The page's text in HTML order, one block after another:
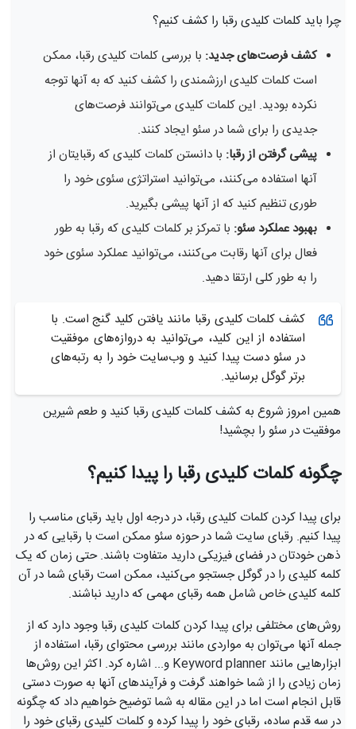
چرا باید کلمات کلیدی رقبا را کشف کنیم؟
کشف فرصت‌های جدید: با بررسی کلمات کلیدی رقبا، ممکن
است کلمات کلیدی ارزشمندی را کشف کنید که به آنها توجه
نکرده بودید. این کلمات کلیدی می‌توانند فرصت‌های
جدیدی را برای شما در سئو ایجاد کنند.
پیشی گرفتن از رقبا: با دانستن کلمات کلیدی که رقبایتان از
آنها استفاده می‌کنند، می‌توانید استراتژی سئوی خود را
طوری تنظیم کنید که از آنها پیشی بگیرید.
بهبود عملکرد سئو: با تمرکز بر کلمات کلیدی که رقبا به طور
فعال برای آنها رقابت می‌کنند، می‌توانید عملکرد سئوی خود
را به طور کلی ارتقا دهید.
کشف کلمات کلیدی رقبا مانند یافتن کلید گنج است. با
استفاده از این کلید، می‌توانید به دروازه‌های موفقیت
در سئو دست پیدا کنید و وب‌سایت خود را به رتبه‌های
برتر گوگل برسانید.
همین امروز شروع به کشف کلمات کلیدی رقبا کنید و طعم شیرین
موفقیت در سئو را بچشید!
چگونه کلمات کلیدی رقبا را پیدا کنیم؟
برای پیدا کردن کلمات کلیدی رقبا، در درجه اول باید رقبای مناسب را
پیدا کنیم. رقبای سایت شما در حوزه سئو ممکن است با رقبایی که در
ذهن خودتان در فضای فیزیکی دارید متفاوت باشند. حتی زمان که یک
کلمه کلیدی را در گوگل جستجو می‌کنید، ممکن است رقبای شما در آن
کلمه کلیدی خاص شامل همه رقبای مهمی که دارید نباشند.
روش‌های مختلفی برای پیدا کردن کلمات کلیدی رقبا وجود دارد که از
جمله آنها می‌توان به مواردی مانند بررسی محتوای رقبا، استفاده از
ابزارهایی مانند Keyword planner و... اشاره کرد. اکثر این روش‌ها
زمان زیادی را از شما خواهند گرفت و فرآیندهای آنها به صورت دستی
قابل انجام است اما در این مقاله به شما توضیح خواهیم داد که چگونه
در سه قدم ساده، رقبای خود را پیدا کرده و کلمات کلیدی رقبای خود را